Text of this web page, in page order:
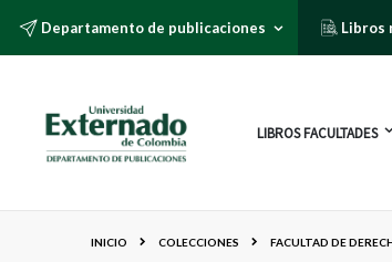
Departamento de publicaciones Libros
LIBROS FACULTADES
INICIO COLECCIONES FACULTAD DE